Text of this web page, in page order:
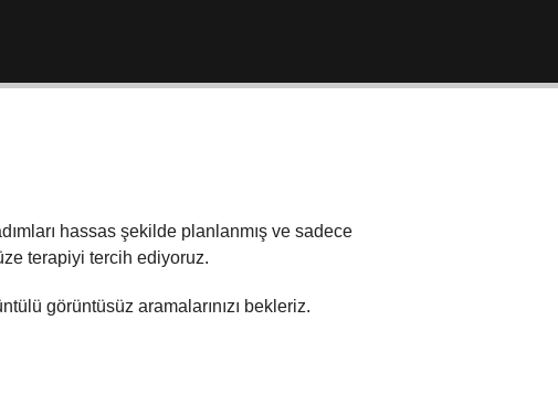
hassas şekilde planlanmış ve sadece
terapiyi tercih ediyoruz.
görüntüsüz aramalarınızı bekleriz.